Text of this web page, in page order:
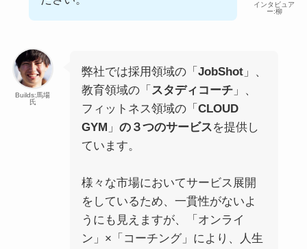
インタビュア
ー:柳
Builds:馬場
氏
弊社では採用領域の「 JobShot」、
教育領域の「 スタディコーチ」、
フィットネス領域の「 CLOUD
GYM 」 の３つのサービスを提供し
ています。
様々な市場においてサービス展開
をしているため、一貫性がないよ
うにも見えますが、「オンライ
ン」×「コーチング」により、人生